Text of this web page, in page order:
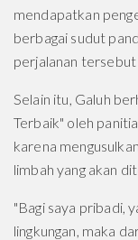
mendapatkan
berbagai sudut
perjalanan tersebut
Selain itu, Galuh
Terbaik" oleh
karena
limbah yang akan
"Bagi saya pribadi,
lingkungan, maka